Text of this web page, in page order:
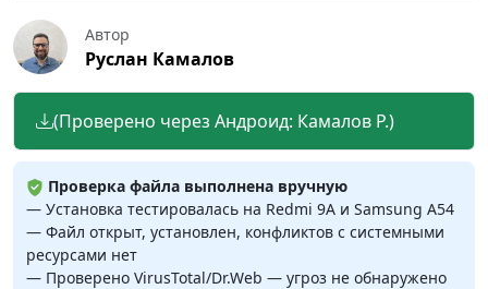
Автор
Руслан Камалов
(Проверено через Андроид: Камалов Р.)
Проверка файла выполнена вручную
— Установка тестировалась на Redmi 9A и Samsung A54
— Файл открыт, установлен, конфликтов с системными
ресурсами нет
— Проверено VirusTotal/Dr.Web — угроз не обнаружено